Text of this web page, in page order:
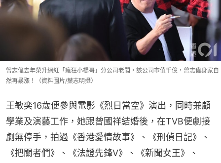
曾志偉去年榮升網紅「瘋狂小楊哥」分公司老闆，該公司市值千億，曾志偉身家自
然再暴漲！（資料圖片/葉志明攝）
王敏奕16歲便參與電影《烈日當空》演出，同時兼顧
學業及演藝工作，她跟曾國祥結婚後，在TVB便劇接
劇無停手，拍過《香港愛情故事》、《刑偵日記》、
《把關者們》、《法證先鋒V》、《新聞女王》、